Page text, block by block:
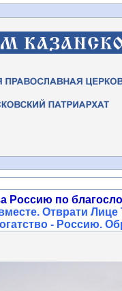
Россию по
Отврати
- Россию.